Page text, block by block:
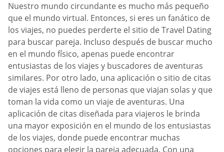
Nuestro mundo circundante es mucho más pequeño
que el mundo virtual. Entonces, si eres un fanático de
los viajes, no puedes perderte el sitio de Travel Dating
para buscar pareja. Incluso después de buscar mucho
en el mundo físico, apenas puede encontrar
entusiastas de los viajes y buscadores de aventuras
similares. Por otro lado, una aplicación o sitio de citas
de viajes está lleno de personas que viajan solas y que
toman la vida como un viaje de aventuras. Una
aplicación de citas diseñada para viajeros le brinda
una mayor exposición en el mundo de los entusiastas
de los viajes, donde puede encontrar muchas
opciones para elegir la pareja adecuada. Con una